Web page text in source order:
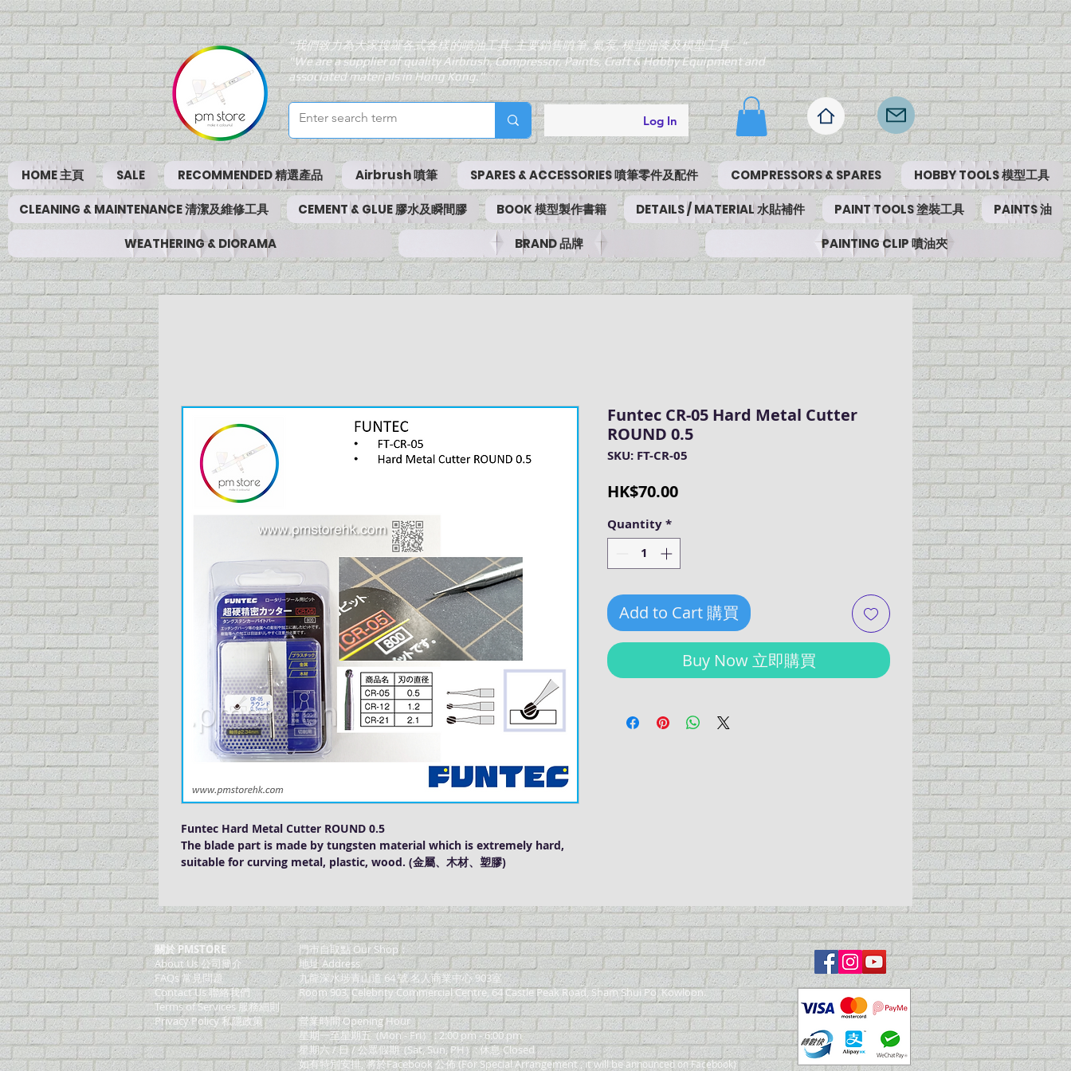
"我們致力為大家搜羅各式各樣的噴油工具, 主要銷售噴筆, 氣泵, 模型油漆及模型工具。"
"We are a supplier of quality Airbrush, Compressor, Paints, Craft & Hobby Equipment and
associated materials in Hong Kong."
Log In
HOME 主頁 SALE RECOMMENDED 精選產品 Airbrush 噴筆 SPARES & ACCESSORIES 噴筆零件及配件 COMPRESSORS & SPARES HOBBY TOOLS 模型工具
CLEANING & MAINTENANCE 清潔及維修工具 CEMENT & GLUE 膠水及瞬間膠 BOOK 模型製作書籍 DETAILS / MATERIAL 水貼補件 PAINT TOOLS 塗裝工具 PAINTS 油
WEATHERING & DIORAMA BRAND 品牌 PAINTING CLIP 噴油夾
Funtec Hard Metal Cutter ROUND 0.5
The blade part is made by tungsten material which is extremely hard,
suitable for curving metal, plastic, wood. (金屬、木材、塑膠)
Funtec CR-05 Hard Metal Cutter
ROUND 0.5
SKU: FT-CR-05
HK$70.00Price
Quantity*
Add to Cart 購買
Buy Now 立即購買
關於 PMSTORE
About Us 公司簡介
FAQs 常見問題
Contact Us 聯絡我們
​Terms of Services 服務細則
Privacy Policy 私隱政策
門巿自取點 Our Shop：
地址 Address
九龍深水埗青山道 64 號 名人商業中心 903室
Room 903, Celebrity Commercial Centre, 64 Castle Peak Road, Sham Shui Po, Kowloon.
營業時間 Opening Hour
星期一至星期五 (Mon - Fri） : 2:00 pm - 6:00 pm
星期六 / 日 / 公眾假期 (Sat, Sun, PH）: 休息 Closed
如有特別安排, 將於Facebook 公佈 (For Special Arrangement , it will beannounced on Facebook)